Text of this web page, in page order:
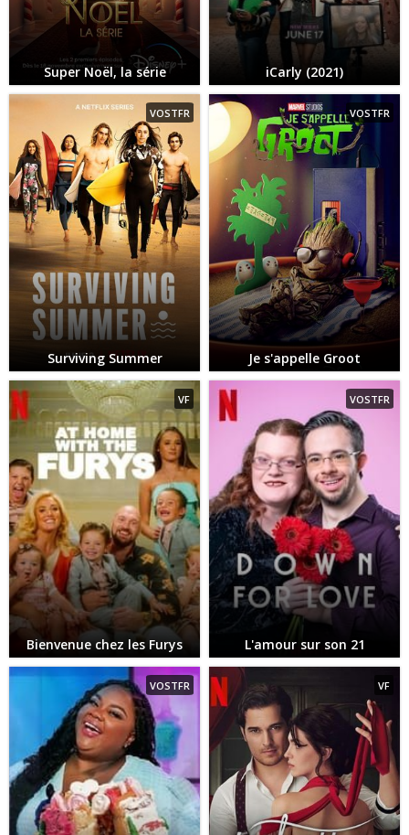
Super Noël, la série iCarly (2021)
VOSTFR
Surviving Summer
VOSTFR
Je s'appelle Groot
VF
Bienvenue chez les Furys
VOSTFR
L'amour sur son 21
VOSTFR VF